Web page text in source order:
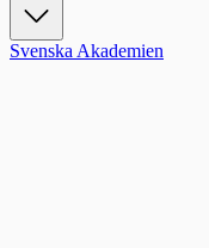
Svenska Akademien